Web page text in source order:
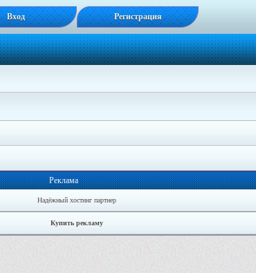
Вход Регистрация
Реклама
Надёжный хостинг партнер
Купить рекламу